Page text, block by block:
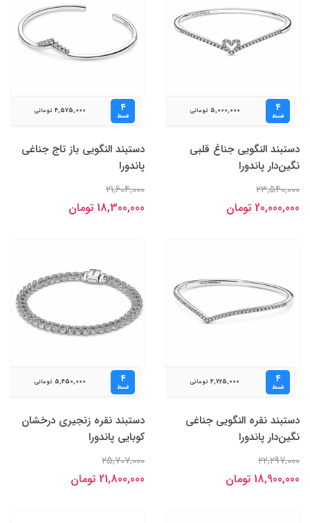
۴
قسط
5,000,000 تومانی
دستبند النگویی جناغ قلبی
نگین‌دار پاندورا
23,540,000
20,000,000 تومان
۴
قسط
4,575,000 تومانی
دستبند النگویی باز تاج جناغی
پاندورا
21,604,000
18,300,000 تومان
۴
قسط
4,725,000 تومانی
دستبند نقره النگویی جناغی
نگین‌دار پاندورا
22,297,000
18,900,000 تومان
۴
قسط
5,450,000 تومانی
دستبند نقره زنجیری درخشان
کوبایی پاندورا
25,707,000
21,800,000 تومان